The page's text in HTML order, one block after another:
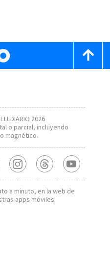
2026
o parcial, incluyendo
magnético.
a minuto, en la web de
apps móviles.